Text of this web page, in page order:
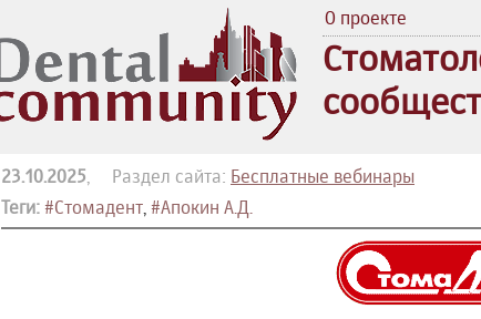
О проекте
23.10.2025, Раздел сайта: Бесплатные вебинары
Теги: #Стомадент, #Апокин А.Д.